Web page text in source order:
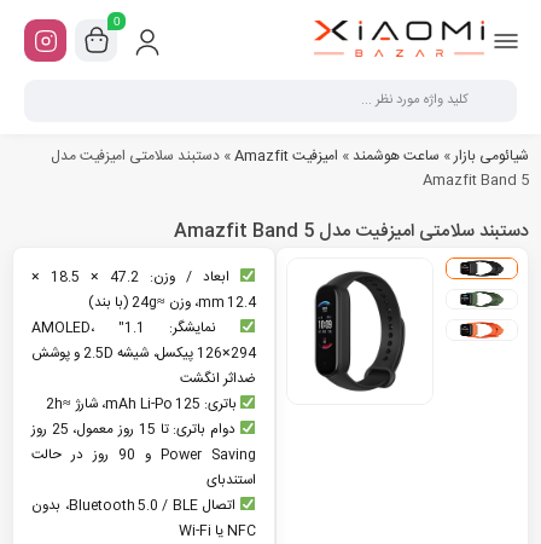
0
شیائومی بازار» ساعت هوشمند » امیزفیت Amazfit » دستبند سلامتی امیزفیت مدل
Amazfit Band 5
دستبند سلامتی امیزفیت مدل Amazfit Band 5
ابعاد / وزن: 47.2 × 18.5 ×
12.4 mm، وزن ≈24g (با بند)
نمایشگر: 1.1″ AMOLED،
126×294 پیکسل، شیشه 2.5D و پوشش
ضداثر انگشت
باتری: 125 mAh Li‑Po، شارژ ≈2h
دوام باتری: تا 15 روز معمول، 25 روز
Power Saving و 90 روز در حالت
استندبای
اتصال Bluetooth 5.0 / BLE، بدون
NFC یا Wi‑Fi